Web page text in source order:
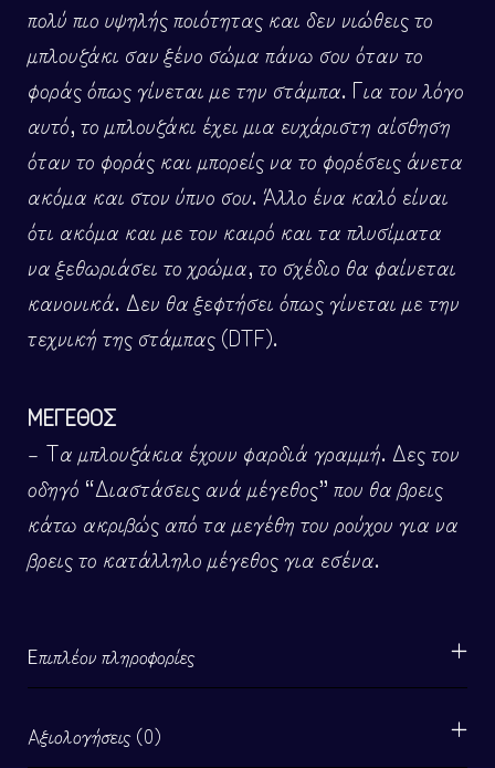
πολύ πιο υψηλής ποιότητας και δεν νιώθεις το
μπλουζάκι σαν ξένο σώμα πάνω σου όταν το
φοράς όπως γίνεται με την στάμπα. Για τον λόγο
αυτό, το μπλουζάκι έχει μια ευχάριστη αίσθηση
όταν το φοράς και μπορείς να το φορέσεις άνετα
ακόμα και στον ύπνο σου. Άλλο ένα καλό είναι
ότι ακόμα και με τον καιρό και τα πλυσίματα
να ξεθωριάσει το χρώμα, το σχέδιο θα φαίνεται
κανονικά. Δεν θα ξεφτήσει όπως γίνεται με την
τεχνική της στάμπας (DTF).
ΜΕΓΕΘΟΣ
– Τα μπλουζάκια έχουν φαρδιά γραμμή. Δες τον
οδηγό “Διαστάσεις ανά μέγεθος” που θα βρεις
κάτω ακριβώς από τα μεγέθη του ρούχου για να
βρεις το κατάλληλο μέγεθος για εσένα.
Επιπλέον πληροφορίες
Αξιολογήσεις (0)